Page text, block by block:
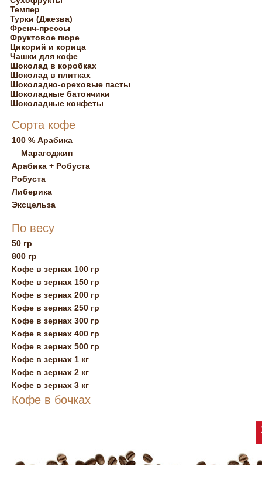
Темпер
Турки (Джезва)
Френч-прессы
Фруктовое пюре
Цикорий и корица
Чашки для кофе
Шоколад в коробках
Шоколад в плитках
Шоколадно-ореховые пасты
Шоколадные батончики
Шоколадные конфеты
Сорта кофе
100 % Арабика
Марагоджип
Арабика + Робуста
Робуста
Либерика
Эксцельза
По весу
50 гр
800 гр
Кофе в зернах 100 гр
Кофе в зернах 150 гр
Кофе в зернах 200 гр
Кофе в зернах 250 гр
Кофе в зернах 300 гр
Кофе в зернах 400 гр
Кофе в зернах 500 гр
Кофе в зернах 1 кг
Кофе в зернах 2 кг
Кофе в зернах 3 кг
Кофе в бочках